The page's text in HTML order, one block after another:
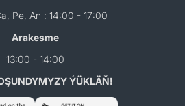
Pe, An : 14:00 - 17:00
Arakesme
13:00 - 14:00
ÝÜKLÄŇ!